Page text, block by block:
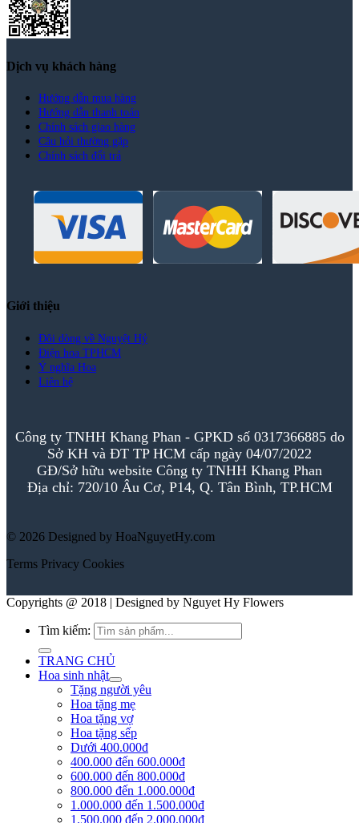
Dịch vụ khách hàng
Hướng dẫn mua hàng
Hướng dẫn thanh toán
Chính sách giao hàng
Câu hỏi thường gặp
Chính sách đổi trả
Giới thiệu
Đôi dòng về Nguyệt Hỷ
Điện hoa TPHCM
Ý nghĩa Hoa
Liên hệ
Công ty TNHH Khang Phan - GPKD số 0317366885 do
Sở KH và ĐT TP HCM cấp ngày 04/07/2022
GĐ/Sở hữu website Công ty TNHH Khang Phan
Địa chỉ: 720/10 Âu Cơ, P14, Q. Tân Bình, TP.HCM
© 2026 Designed by HoaNguyetHy.com
Terms Privacy Cookies
Copyrights @ 2018 | Designed by Nguyet Hy Flowers
Tìm kiếm:
TRANG CHỦ
Hoa sinh nhật
Tặng người yêu
Hoa tặng mẹ
Hoa tặng vợ
Hoa tặng sếp
Dưới 400.000đ
400.000 đến 600.000đ
600.000 đến 800.000đ
800.000 đến 1.000.000đ
1.000.000 đến 1.500.000đ
1.500.000 đến 2.000.000đ